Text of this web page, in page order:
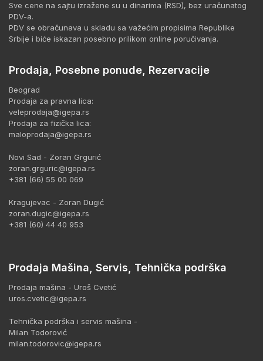
Sve cene na sajtu izražene su u dinarima (RSD), bez uračunatog
PDV-a.
PDV se obračunava u skladu sa važećim propisima Republike
Srbije i biće iskazan posebno prilikom online poručivanja.
Prodaja, Posebne ponude, Rezervacije
Beograd
Prodaja za pravna lica:
veleprodaja@igepa.rs
Prodaja za fizička lica:
maloprodaja@igepa.rs
Novi Sad - Zoran Grgurić
zoran.grguric@igepa.rs
+381 (66) 55 00 069
Kragujevac - Zoran Dugić
zoran.dugic@igepa.rs
+381 (60) 44 40 953
Prodaja Mašina, Servis, Tehnička podrška
Prodaja mašina - Uroš Cvetić
uros.cvetic@igepa.rs
Tehnička podrška i servis mašina -
Milan Todorović
milan.todorovic@igepa.rs